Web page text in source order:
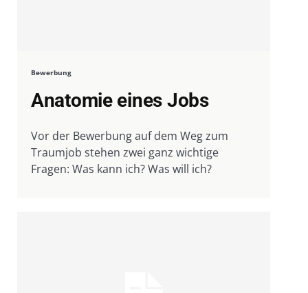
Bewerbung
Anatomie eines Jobs
Vor der Bewerbung auf dem Weg zum
Traumjob stehen zwei ganz wichtige
Fragen: Was kann ich? Was will ich?